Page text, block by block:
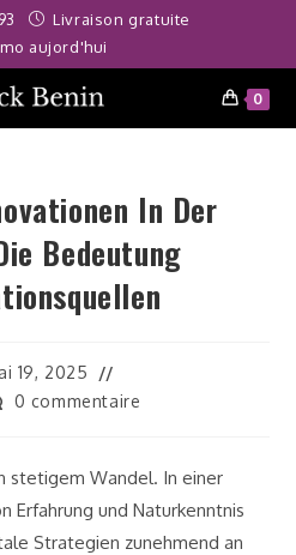
veren siteler 2026betpark
Livraison gratuite
aujord'hui
0
In Der
Bedeutung
19, 2025
:
0 commentaire
stetigem Wandel. In einer
Erfahrung und Naturkenntnis
Strategien zunehmend an